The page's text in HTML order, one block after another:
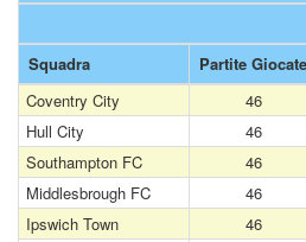
Squadra
Partite Giocate
Coventry City
46
Hull City
46
Southampton FC
46
Middlesbrough FC
46
Ipswich Town
46